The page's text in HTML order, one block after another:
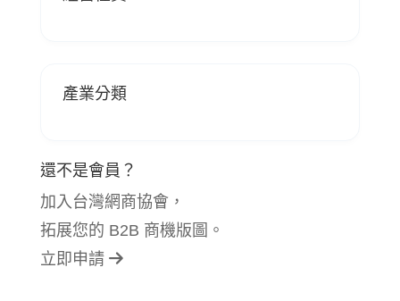
產業分類
還不是會員？
加入台灣網商協會，
拓展您的 B2B 商機版圖。
立即申請